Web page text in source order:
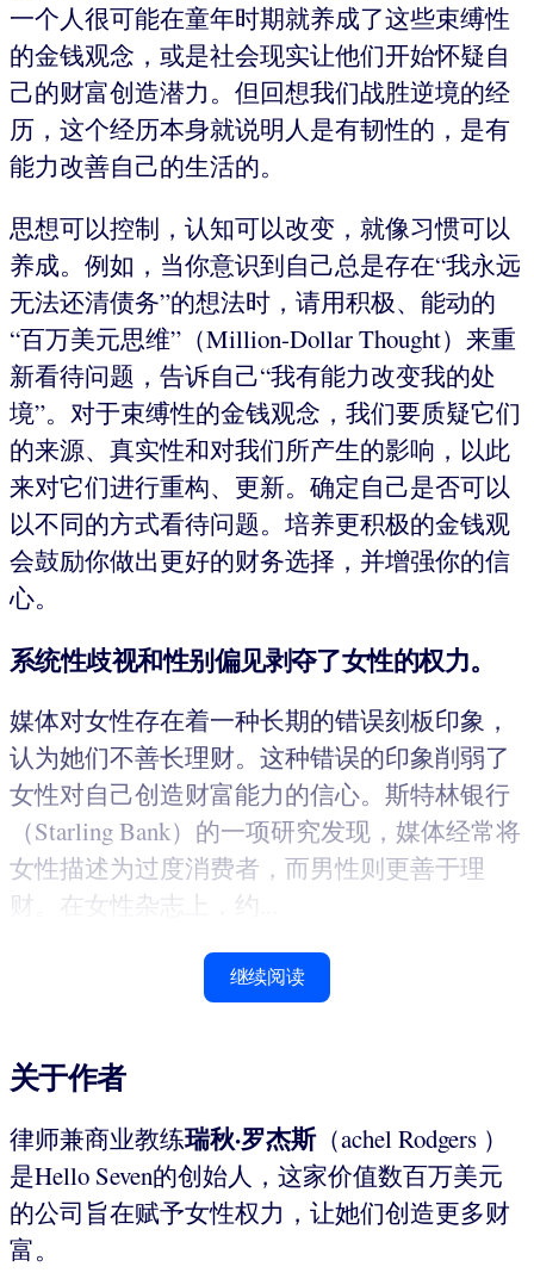
一个人很可能在童年时期就养成了这些束缚性
的金钱观念，或是社会现实让他们开始怀疑自
己的财富创造潜力。但回想我们战胜逆境的经
历，这个经历本身就说明人是有韧性的，是有
能力改善自己的生活的。
思想可以控制，认知可以改变，就像习惯可以
养成。例如，当你意识到自己总是存在“我永远
无法还清债务”的想法时，请用积极、能动的
“百万美元思维”（Million-Dollar Thought）来重
新看待问题，告诉自己“我有能力改变我的处
境”。对于束缚性的金钱观念，我们要质疑它们
的来源、真实性和对我们所产生的影响，以此
来对它们进行重构、更新。确定自己是否可以
以不同的方式看待问题。培养更积极的金钱观
会鼓励你做出更好的财务选择，并增强你的信
心。
系统性歧视和性别偏见剥夺了女性的权力。
媒体对女性存在着一种长期的错误刻板印象，
认为她们不善长理财。这种错误的印象削弱了
女性对自己创造财富能力的信心。斯特林银行
（Starling Bank）的一项研究发现，媒体经常将
女性描述为过度消费者，而男性则更善于理
财。在女性杂志上，约...
继续阅读
关于作者
律师兼商业教练瑞秋·罗杰斯（achel Rodgers ）
是Hello Seven的创始人，这家价值数百万美元
的公司旨在赋予女性权力，让她们创造更多财
富。